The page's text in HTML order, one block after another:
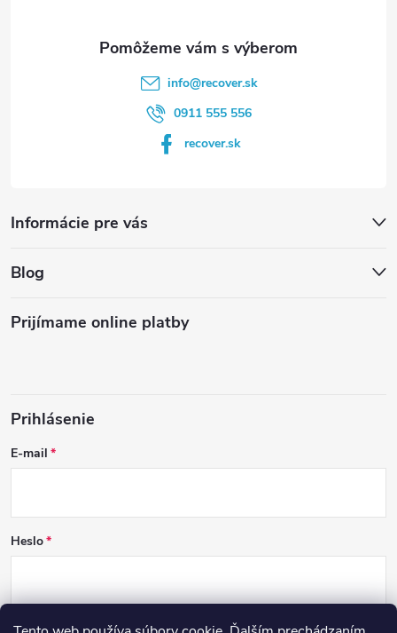
info@recover.sk
0911 555 556
recover.sk
Informácie pre vás
Blog
Prijímame online platby
Prihlásenie
E-mail
Heslo